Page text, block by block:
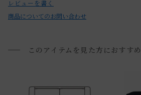
レビューを書く
商品についてのお問い合わせ
このアイテムを見た方におすすめ